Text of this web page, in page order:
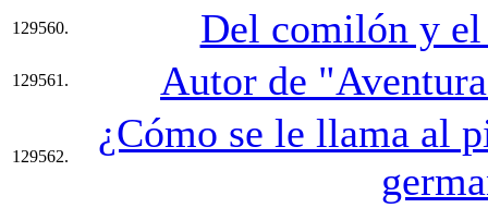
129560. Del comilón y
129561. Autor de
129562.
¿Cómo se le llama al